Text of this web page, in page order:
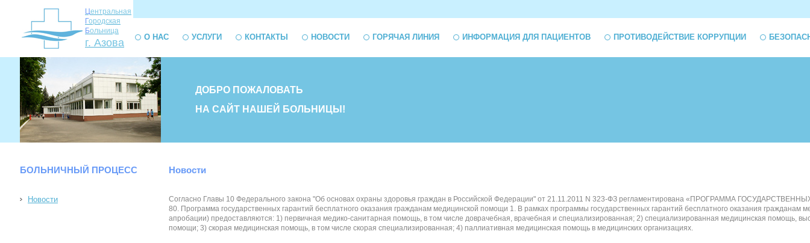
Центральная
Городская
Больница
г. Азова О НАС УСЛУГИ КОНТАКТЫ НОВОСТИ ГОРЯЧАЯ ЛИНИЯ ИНФОРМАЦИЯ ДЛЯ ПАЦИЕНТОВ ПРОТИВОДЕЙСТВИЕ КОРРУПЦИИ
ДОБРО ПОЖАЛОВАТЬ
НА САЙТ НАШЕЙ БОЛЬНИЦЫ!
БОЛЬНИЧНЫЙ ПРОЦЕСС
Новости
Новости
Согласно Главы 10 Федерального закона "Об основах охраны здоровья граждан в Российской Федерации" от 21.11.2011 N 323-ФЗ регламентирована «ПРОГРАММА
80. Программа государственных гарантий бесплатного оказания гражданам медицинской помощи 1. В рамках программы государственных гарантий бесплатного оказания
апробации) предоставляются: 1) первичная медико-санитарная помощь, в том числе доврачебная, врачебная и специализированная; 2) специализированная медицинская помощь,
помощи; 3) скорая медицинская помощь, в том числе скорая специализированная; 4) паллиативная медицинская помощь в медицинских организациях.